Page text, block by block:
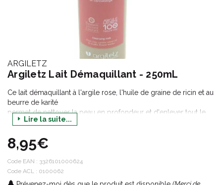
ARGILETZ
Argiletz Lait Démaquillant - 250mL
Ce lait démaquillant à l'argile rose, l'huile de graine de ricin et au
beurre de karité
permet de nettoyer la peau en profondeur et d'enlever tout le
maquillage.
Apaisant, tonifiant et hydratant, c'est le produit idéal pour votre
Lire la suite...
8,95€
Code EAN : 3326101000624
Code ACL : 0100062